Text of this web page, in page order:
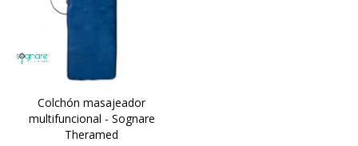
Colchón masajeador
multifuncional - Sognare
Theramed